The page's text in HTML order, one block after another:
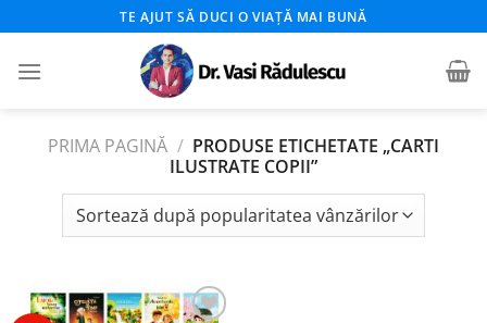
to
content
TE AJUT SĂ DUCI O VIAȚĂ MAI BUNĂ
PRIMA PAGINĂ / PRODUSE ETICHETATE „CARTI
ILUSTRATE COPII”